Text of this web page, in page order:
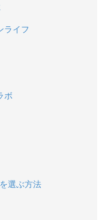
イフ
ボ
選ぶ方法